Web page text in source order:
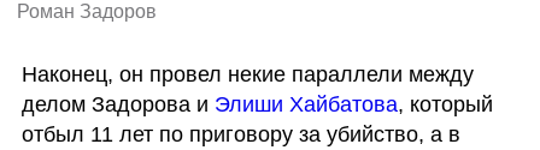
Роман Задоров
Наконец, он провел некие параллели между
делом Задорова и Элиши Хайбатова, который
отбыл 11 лет по приговору за убийство, а в